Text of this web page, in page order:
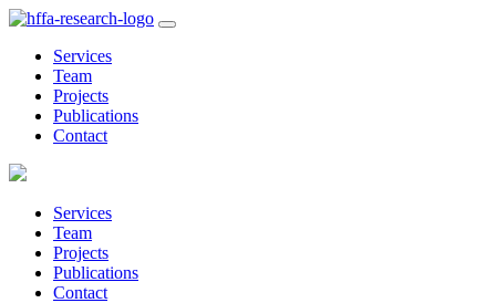
Services
Team
Projects
Publications
Contact
Services
Team
Projects
Publications
Contact